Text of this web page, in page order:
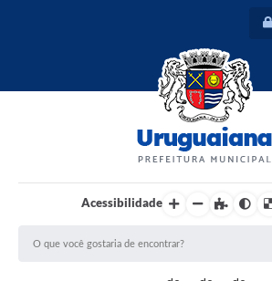
Acessibilidade